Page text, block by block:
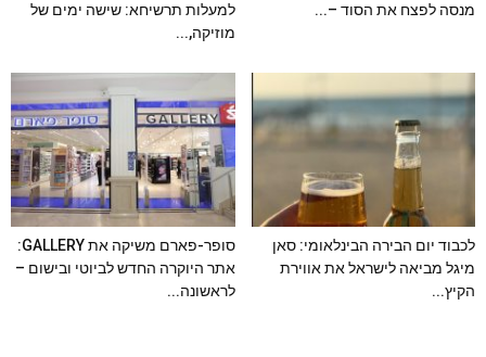
מנסה לפצח את הסוד –...
למעלות תרשיחא: שישה ימים של
מוזיקה,...
לכבוד יום הבירה הבינלאומי: סאן
מיגל מביאה לישראל את אווירת
הקיץ...
סופר-פארם משיקה את GALLERY:
אתר היוקרה החדש לביוטי ובישום –
לראשונה...